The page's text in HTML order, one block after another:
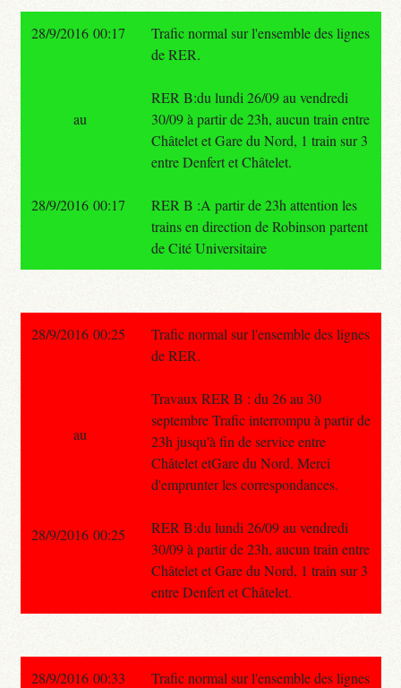
28/9/2016 00:17
Trafic normal sur l'ensemble des lignes
de RER.
RER B:du lundi 26/09 au vendredi
30/09 à partir de 23h, aucun train entre
Châtelet et Gare du Nord, 1 train sur 3
entre Denfert et Châtelet.
RER B :A partir de 23h attention les
trains en direction de Robinson partent
de Cité Universitaire
au
28/9/2016 00:17
28/9/2016 00:25
Trafic normal sur l'ensemble des lignes
de RER.
Travaux RER B : du 26 au 30
septembre Trafic interrompu à partir de
23h jusqu'à fin de service entre
Châtelet etGare du Nord. Merci
d'emprunter les correspondances.
RER B:du lundi 26/09 au vendredi
30/09 à partir de 23h, aucun train entre
Châtelet et Gare du Nord, 1 train sur 3
entre Denfert et Châtelet.
au
28/9/2016 00:25
28/9/2016 00:33
Trafic normal sur l'ensemble des lignes